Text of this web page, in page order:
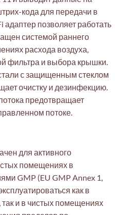
кода для передачи в
позволяет работать
системой раннего
расхода воздуха,
фильтра и выбора крышки.
с защищенным стеклом
очистку и дезинфекцию.
предотвращает
потоке.
для активного
помещениях в
GMP (EU GMP Annex 1,
как в
и в чистых помещениях